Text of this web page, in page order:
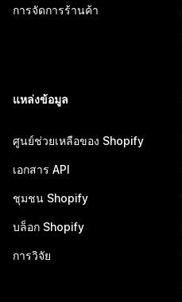
การจัดการร้านค้า
แหล่งข้อมูล
ศูนย์ช่วยเหลือของ Shopify
เอกสาร API
ชุมชน Shopify
บล็อก Shopify
การวิจัย